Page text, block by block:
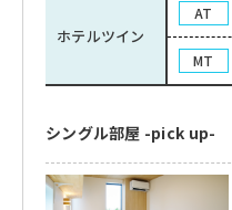
ホテルツイン
AT
MT
シングル部屋 -pick up-